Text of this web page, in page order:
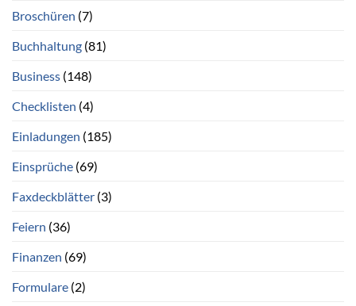
Broschüren (7)
Buchhaltung (81)
Business (148)
Checklisten (4)
Einladungen (185)
Einsprüche (69)
Faxdeckblätter (3)
Feiern (36)
Finanzen (69)
Formulare (2)